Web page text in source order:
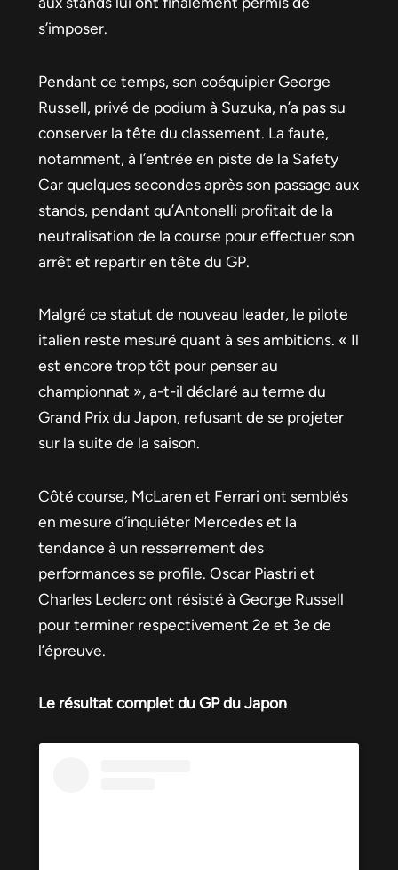
s’imposer.
Pendant ce temps, son coéquipier George
Russell, privé de podium à Suzuka, n’a pas su
conserver la tête du classement. La faute,
notamment, à l’entrée en piste de la Safety
Car quelques secondes après son passage aux
stands, pendant qu’Antonelli profitait de la
neutralisation de la course pour effectuer son
arrêt et repartir en tête du GP.
Malgré ce statut de nouveau leader, le pilote
italien reste mesuré quant à ses ambitions. « Il
est encore trop tôt pour penser au
championnat », a-t-il déclaré au terme du
Grand Prix du Japon, refusant de se projeter
sur la suite de la saison.
Côté course, McLaren et Ferrari ont semblés
en mesure d’inquiéter Mercedes et la
tendance à un resserrement des
performances se profile. Oscar Piastri et
Charles Leclerc ont résisté à George Russell
pour terminer respectivement 2e et 3e de
l’épreuve.
Le résultat complet du GP du Japon